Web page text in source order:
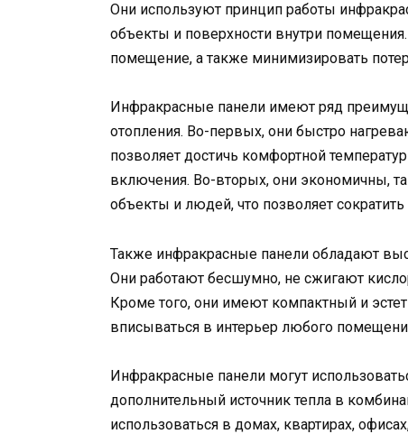
Они используют принцип работы
объекты и поверхности внутри
помещение, а также минимизировать
Инфракрасные панели имеют ряд
отопления. Во-первых, они быстро
позволяет достичь комфортной
включения. Во-вторых, они экономичны,
объекты и людей, что позволяет
Также инфракрасные панели обладают
Они работают бесшумно, не сжигают
Кроме того, они имеют компактный и
вписываться в интерьер любого
Инфракрасные панели могут
дополнительный источник тепла в
использоваться в домах, квартирах,